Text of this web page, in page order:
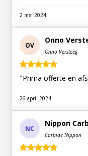
2 mei 2024
OV
Onno
Onno Versteeg
26 april 2024
NC
Nippon
Carbide Nippon